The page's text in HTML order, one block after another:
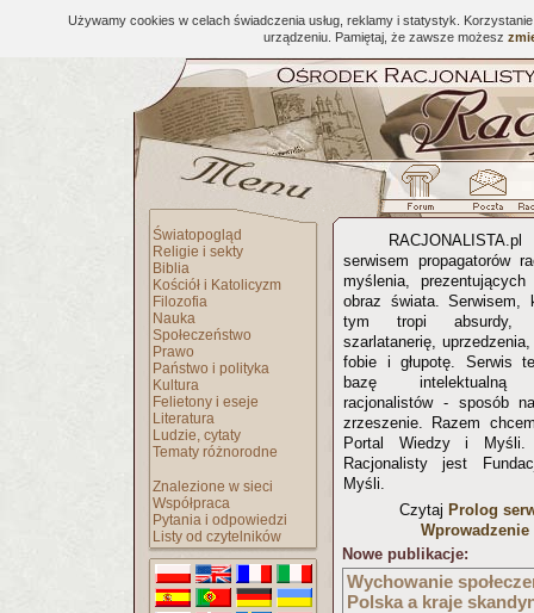
Używamy cookies w celach świadczenia usług, reklamy i statystyk.
urządzeniu. Pamiętaj, że zawsze możesz
Światopogląd
Religie i sekty
Biblia
Kościół i Katolicyzm
Filozofia
Nauka
Społeczeństwo
Prawo
Państwo i polityka
Kultura
Felietony i eseje
Literatura
Ludzie, cytaty
Tematy różnorodne
Znalezione w sieci
Współpraca
Pytania i odpowiedzi
Listy od czytelników
serwisem propagatorów
myślenia, prezentujących
obraz świata. Serwisem,
tym tropi absurdy,
szarlatanerię, uprzedzenia,
fobie i głupotę. Serwis
bazę intelektualną
racjonalistów - sposób
zrzeszenie. Razem
Portal Wiedzy i Myśli.
Racjonalisty jest
Myśli.
Czytaj Prolog
Wprowadzenie
Nowe publikacje:
Wychowanie
Polska a kraje